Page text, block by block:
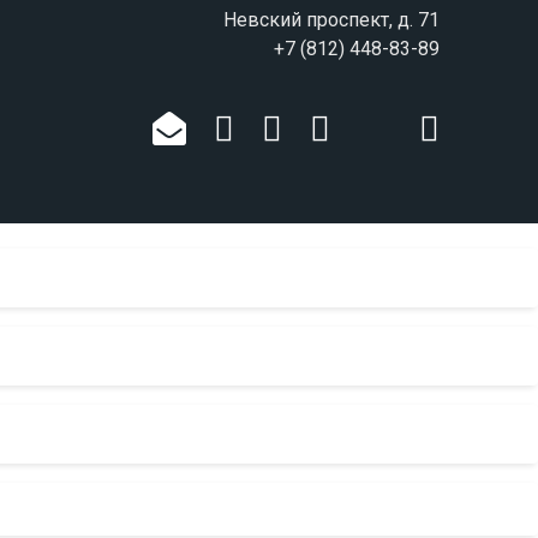
Невский проспект, д. 71
+7 (812) 448-83-89